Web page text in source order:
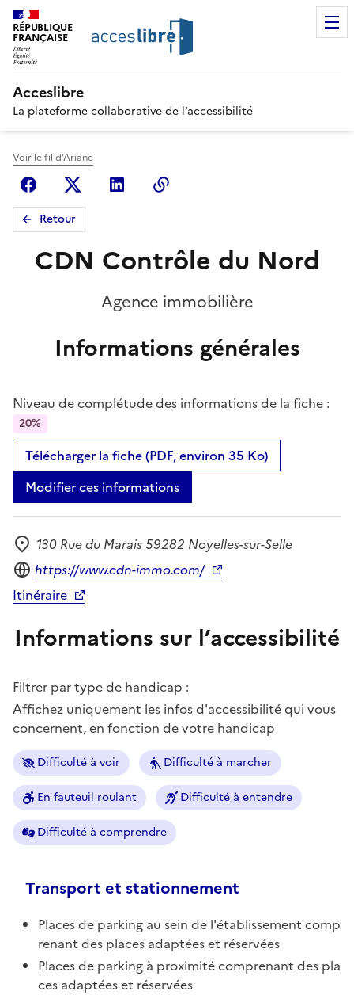
RÉPUBLIQUE
FRANÇAISE
Acceslibre
La plateforme collaborative de l’accessibilité
Voir le fil d'Ariane
FacebookX (anciennement Twitter)
Linkedin
Retour
CDN Contrôle du Nord
Agence immobilière
Informations générales
Niveau de complétude des informations de la fiche :
20%
Télécharger la fiche (PDF, environ 35 Ko)
Modifier ces informations
Adresse
130 Rue du Marais 59282 Noyelles-sur-Selle
Site internet
https://www.cdn-immo.com/
Itinéraire
Informations sur l’accessibilité
Filtrer par type de handicap :
Affichez uniquement les infos d'accessibilité qui vous
concernent, en fonction de votre handicap
Difficulté à voir Difficulté à marcher
En fauteuil roulant Difficulté à entendre
Difficulté à comprendre
Transport et stationnement
Places de parking au sein de l'établissement comp
renant des places adaptées et réservées
Places de parking à proximité comprenant des pla
ces adaptées et réservées